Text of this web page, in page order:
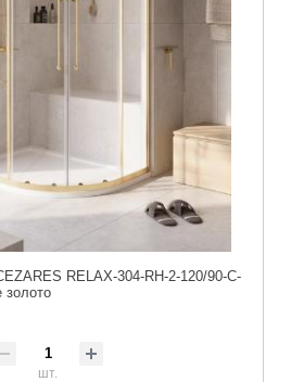
RELAX-304-RH-2-120/90-C-
золото
шт.